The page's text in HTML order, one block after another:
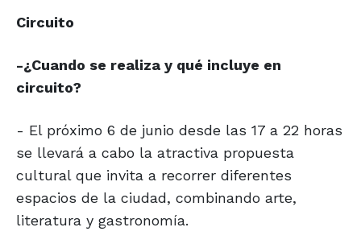
Circuito
-¿Cuando se realiza y qué incluye en
circuito?
- El próximo 6 de junio desde las 17 a 22 horas
se llevará a cabo la atractiva propuesta
cultural que invita a recorrer diferentes
espacios de la ciudad, combinando arte,
literatura y gastronomía.